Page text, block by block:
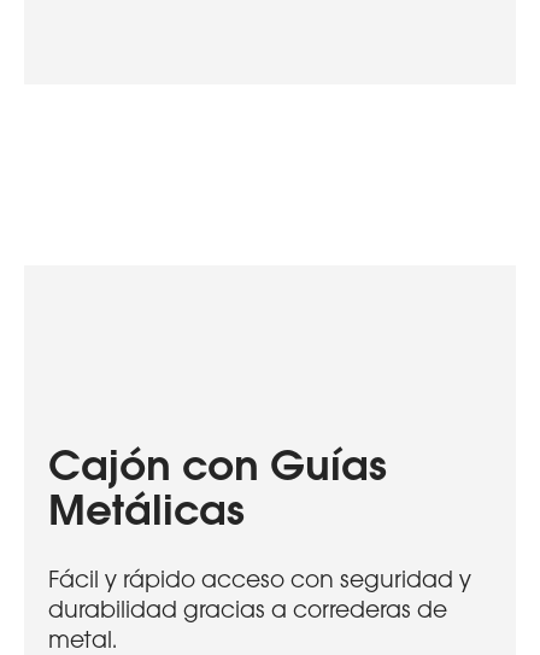
Cajón con Guías
Metálicas
Fácil y rápido acceso con seguridad y
durabilidad gracias a correderas de
metal.